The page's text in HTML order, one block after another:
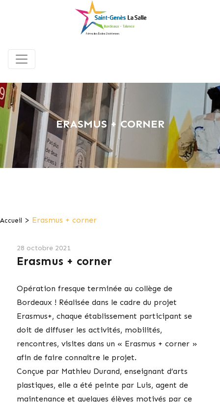
ERASMUS + CORNER
Accueil > Erasmus + corner
28 octobre 2021
Erasmus + corner
Opération fresque terminée au collège de
Bordeaux ! Réalisée dans le cadre du projet
Erasmus+, chaque établissement participant se
doit de diffuser les activités, mobilités,
rencontres, visites dans un « Erasmus + corner »
afin de faire connaître le projet.
Conçue par Mathieu Durand, enseignant d’arts
plastiques, elle a été peinte par Luis, agent de
maintenance et quelques élèves motivés par ce